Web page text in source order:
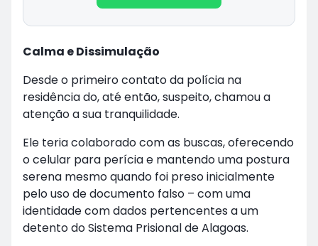
Calma e Dissimulação
Desde o primeiro contato da polícia na
residência do, até então, suspeito, chamou a
atenção a sua tranquilidade.
Ele teria colaborado com as buscas, oferecendo
o celular para perícia e mantendo uma postura
serena mesmo quando foi preso inicialmente
pelo uso de documento falso – com uma
identidade com dados pertencentes a um
detento do Sistema Prisional de Alagoas.